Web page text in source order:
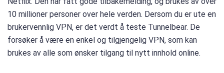
10 millioner personer over hele verden. Dersom du er ute en
brukervennlig VPN, er det verdt å teste Tunnelbear. De
forsøker å være en enkel og tilgjengelig VPN, som kan
brukes av alle som ønsker tilgang til nytt innhold online.